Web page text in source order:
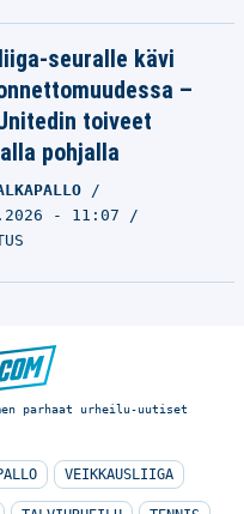
seuralle kävi
–
toiveet
pohjalla
- 11:07
parhaat urheilu-uutiset
VEIKKAUSLIIGA